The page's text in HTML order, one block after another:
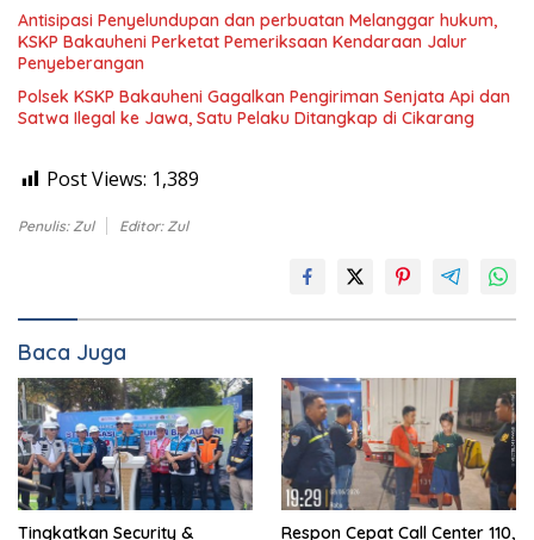
Antisipasi Penyelundupan dan perbuatan Melanggar hukum,
KSKP Bakauheni Perketat Pemeriksaan Kendaraan Jalur
Penyeberangan
Polsek KSKP Bakauheni Gagalkan Pengiriman Senjata Api dan
Satwa Ilegal ke Jawa, Satu Pelaku Ditangkap di Cikarang
Post Views: 1,389
Penulis: Zul Editor: Zul
Baca Juga
Tingkatkan Security & Respon Cepat Call Center 110,